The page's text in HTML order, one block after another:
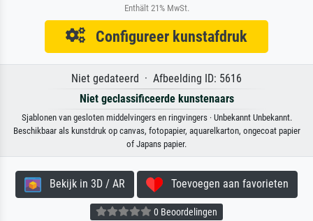
Enthält 21% MwSt.
Configureer kunstafdruk
Niet gedateerd · Afbeelding ID: 5616
Niet geclassificeerde kunstenaars
Sjablonen van gesloten middelvingers en ringvingers · Unbekannt Unbekannt.
Beschikbaar als kunstdruk op canvas, fotopapier, aquarelkarton, ongecoat papier
of Japans papier.
Bekijk in 3D / AR Toevoegen aan favorieten
0 Beoordelingen